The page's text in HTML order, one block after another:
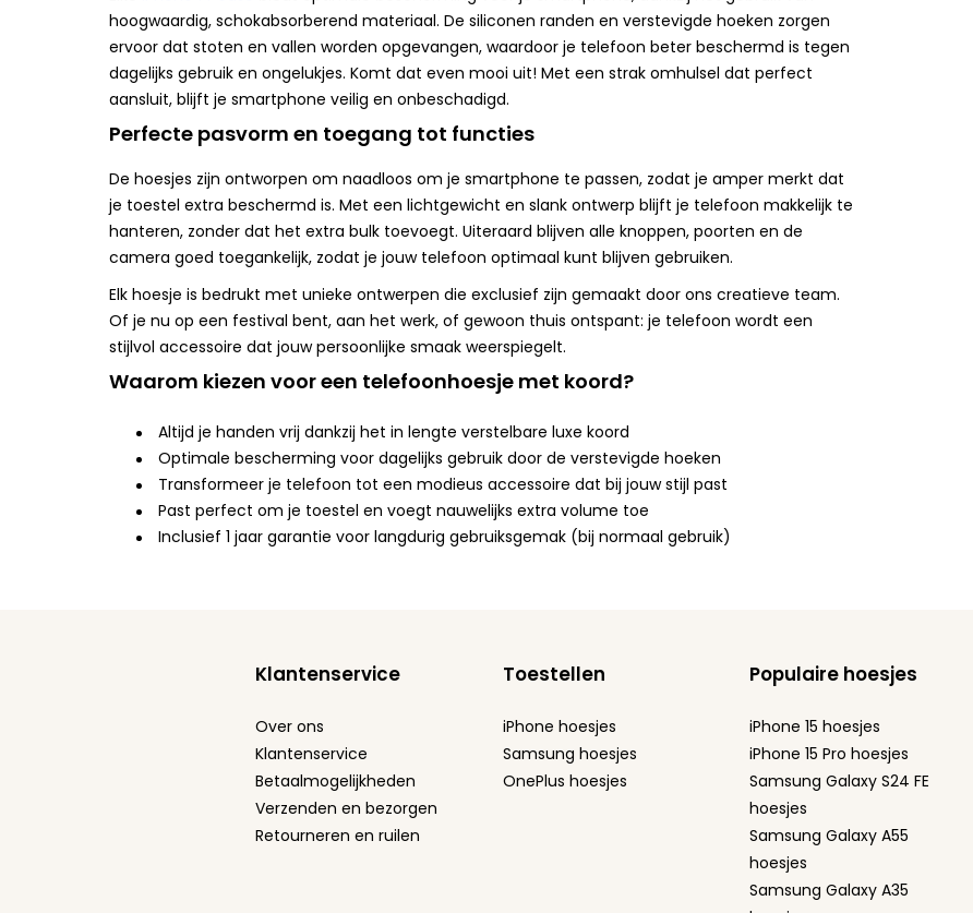
hoogwaardig, schokabsorberend materiaal. De siliconen randen en verstevigde hoeken zorgen
ervoor dat stoten en vallen worden opgevangen, waardoor je telefoon beter beschermd is tegen
dagelijks gebruik en ongelukjes. Komt dat even mooi uit! Met een strak omhulsel dat perfect
aansluit, blijft je smartphone veilig en onbeschadigd.
Perfecte pasvorm en toegang tot functies
De hoesjes zijn ontworpen om naadloos om je smartphone te passen, zodat je amper merkt dat
je toestel extra beschermd is. Met een lichtgewicht en slank ontwerp blijft je telefoon makkelijk te
hanteren, zonder dat het extra bulk toevoegt. Uiteraard blijven alle knoppen, poorten en de
camera goed toegankelijk, zodat je jouw telefoon optimaal kunt blijven gebruiken.
Elk hoesje is bedrukt met unieke ontwerpen die exclusief zijn gemaakt door ons creatieve team.
Of je nu op een festival bent, aan het werk, of gewoon thuis ontspant: je telefoon wordt een
stijlvol accessoire dat jouw persoonlijke smaak weerspiegelt.
Waarom kiezen voor een telefoonhoesje met koord?
Altijd je handen vrij dankzij het in lengte verstelbare luxe koord
Optimale bescherming voor dagelijks gebruik door de verstevigde hoeken
Transformeer je telefoon tot een modieus accessoire dat bij jouw stijl past
Past perfect om je toestel en voegt nauwelijks extra volume toe
Inclusief 1 jaar garantie voor langdurig gebruiksgemak (bij normaal gebruik)
Klantenservice
Over ons
Klantenservice
Betaalmogelijkheden
Verzenden en bezorgen
Retourneren en ruilen
Toestellen
iPhone hoesjes
Samsung hoesjes
OnePlus hoesjes
Populaire hoesjes
iPhone 15 hoesjes
iPhone 15 Pro hoesjes
Samsung Galaxy S24 FE
hoesjes
Samsung Galaxy A55
hoesjes
Samsung Galaxy A35